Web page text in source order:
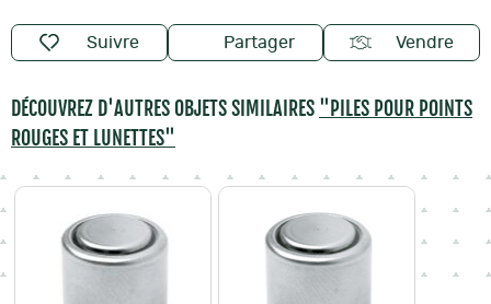
Suivre Partager Vendre
DÉCOUVREZ D'AUTRES OBJETS SIMILAIRES "PILES POUR POINTS
ROUGES ET LUNETTES"